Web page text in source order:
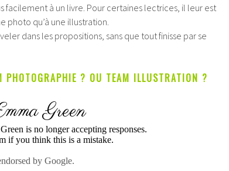
facilement à un livre. Pour certaines lectrices, il leur est
photo qu’à une illustration.
dans les propositions, sans que tout finisse par se
PHOTOGRAPHIE ? OU TEAM ILLUSTRATION ?